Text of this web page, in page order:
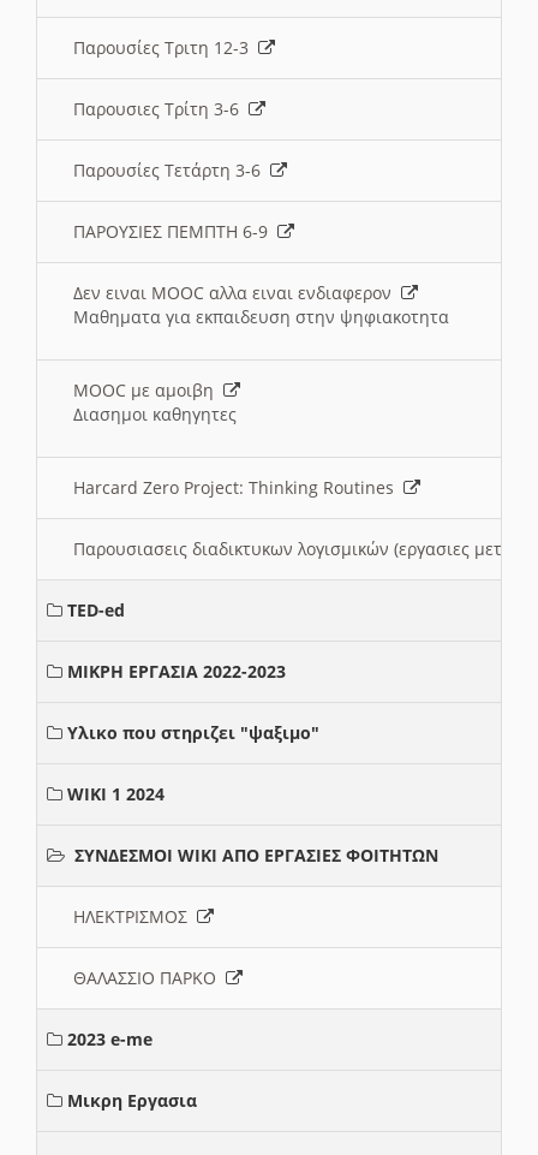
Παρουσίες Τριτη 12-3
Παρουσιες Τρίτη 3-6
Παρουσίες Τετάρτη 3-6
ΠΑΡΟΥΣΙΕΣ ΠΕΜΠΤΗ 6-9
Δεν ειναι MOOC αλλα ειναι ενδιαφερον
Μαθηματα για εκπαιδευση στην ψηφιακοτητα
MOOC με αμοιβη
Διασημοι καθηγητες
Harcard Zero Project: Thinking Routines
Παρουσιασεις διαδικτυκων λογισμικών (εργασιες
TED-ed
ΜΙΚΡΗ ΕΡΓΑΣΙΑ 2022-2023
Υλικο που στηριζει "ψαξιμο"
WIKI 1 2024
ΣΥΝΔΕΣΜΟΙ WIKI ΑΠΟ ΕΡΓΑΣΙΕΣ ΦΟΙΤΗΤΩΝ
ΗΛΕΚΤΡΙΣΜΟΣ
ΘΑΛΑΣΣΙΟ ΠΑΡΚΟ
2023 e-me
Μικρη Εργασια